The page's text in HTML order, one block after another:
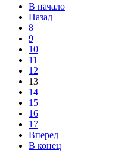
В начало
Назад
8
9
10
11
12
13
14
15
16
17
Вперед
В конец